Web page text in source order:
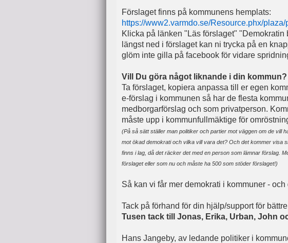
Förslaget finns på kommunens hemplats:
https://www2.varmdo.se/Resource.phx/
Klicka på länken "Läs förslaget"
längst ned i förslaget kan ni trycka på en
glöm inte gilla på facebook för vidare
Vill Du göra något liknande i din kommun?
Ta förslaget, kopiera anpassa till er egen
e-förslag i kommunen så har de flesta
medborgarförslag och som privatperson.
måste upp i kommunfullmäktige för
(På så sätt ställer man politiker och partier mot väggen om de vill
mot ökad demokrati och vilka vill vara det? Och det kommer visa
finns i lag, då det räcker det med en person som lämnar förslag.
förslaget eller som nu och måste ha 500 som stöder förslaget!)
Så kan vi får mer demokrati i kommuner - och
Tack på förhand för din hjälp/support för
Tusen tack till Jonas, Erika, Urban, John
Hans Jangeby, av ledande politiker i